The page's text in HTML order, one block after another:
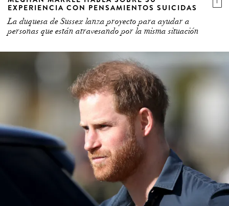
EXPERIENCIA CON PENSAMIENTOS SUICIDAS
La duquesa de Sussex lanza proyecto para ayudar a
personas que están atravesando por la misma situación